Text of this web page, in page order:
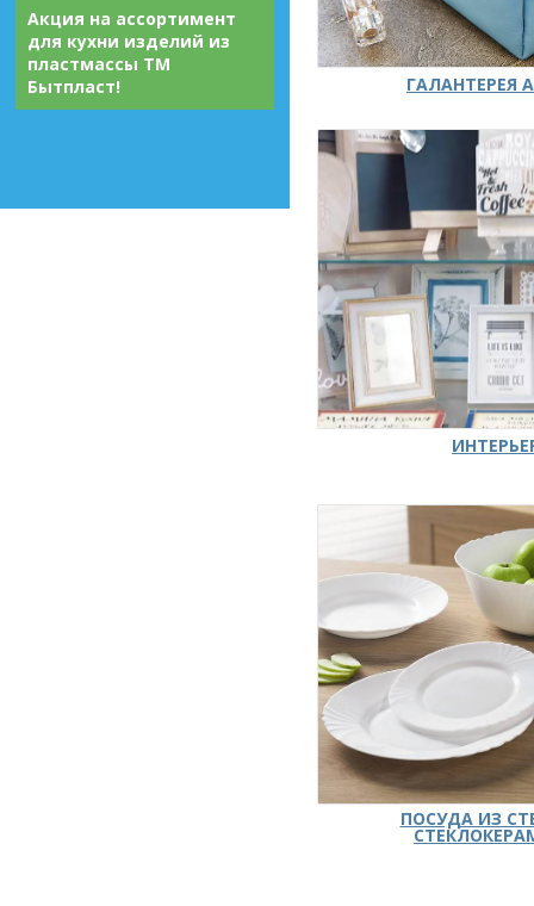
Акция на ассортимент
для кухни изделий из
пластмассы ТМ
Бытпласт!
ГАЛАНТЕРЕЯ
ПОСУДА ИЗ